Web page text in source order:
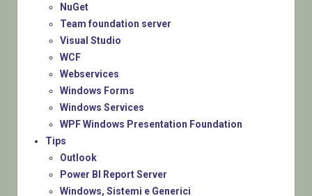
NuGet
Team foundation server
Visual Studio
WCF
Webservices
Windows Forms
Windows Services
WPF Windows Presentation Foundation
Tips
Outlook
Power BI Report Server
Windows, Sistemi e Generici